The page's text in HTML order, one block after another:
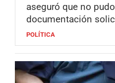
aseguró que no
documentación
POLÍTICA